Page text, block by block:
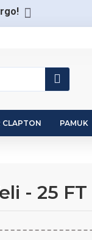
CLAPTON PAMUK
- 25